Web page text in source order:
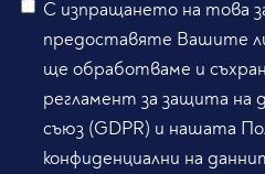
С изпращането на това
предоставяте Вашите
ще обработваме и
регламент за защита на
съюз (GDPR) и нашата
конфиденциални на